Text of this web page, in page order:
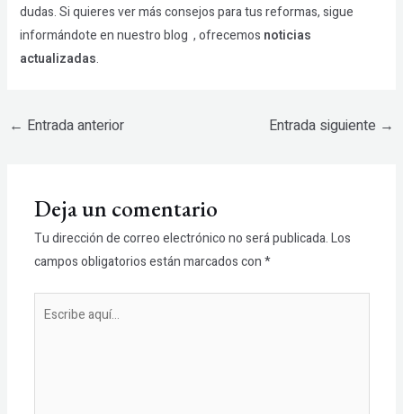
dudas. Si quieres ver más consejos para tus reformas, sigue
informándote en nuestro blog , ofrecemos noticias
actualizadas.
← Entrada anterior Entrada siguiente →
Deja un comentario
Tu dirección de correo electrónico no será publicada.Los
campos obligatorios están marcados con*